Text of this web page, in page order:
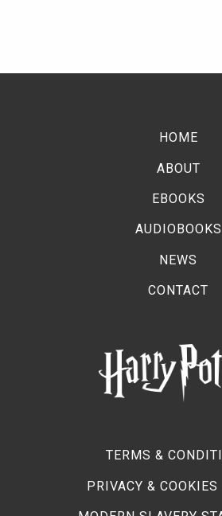
HOME
ABOUT
EBOOKS
AUDIOBOOKS
NEWS
CONTACT
TERMS &
PRIVACY &